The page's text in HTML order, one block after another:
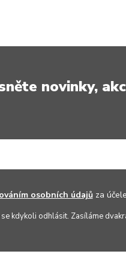
novinky,
osobních údajůza
se kdykoli odhlásit. Zasíláme